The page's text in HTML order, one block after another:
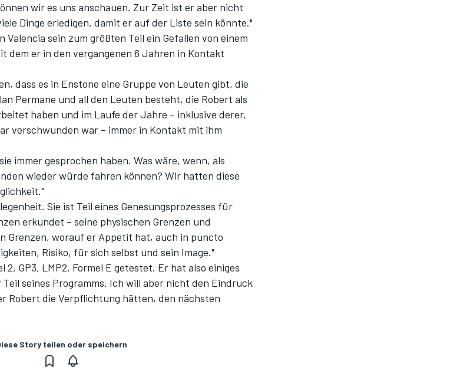
wir es uns anschauen. Zur Zeit ist er aber nicht
Dinge erledigen, damit er auf der Liste sein könnte."
sein zum größten Teil ein Gefallen von einem
dem er in den vergangenen 6 Jahren in Kontakt
dass es in Enstone eine Gruppe von Leuten gibt, die
Permane und all den Leuten besteht, die Robert als
haben und im Laufe der Jahre – inklusive derer,
verschwunden war – immer in Kontakt mit ihm
immer gesprochen haben. Was wäre, wenn, als
wieder würde fahren können? Wir hatten diese
Sie ist Teil eines Genesungsprozesses für
erkundet – seine physischen Grenzen und
Grenzen, worauf er Appetit hat, auch in puncto
Risiko, für sich selbst und sein Image."
2, GP3, LMP2, Formel E getestet. Er hat also einiges
seines Programms. Ich will aber nicht den Eindruck
Robert die Verpflichtung hätten, den nächsten
Story teilen oder speichern